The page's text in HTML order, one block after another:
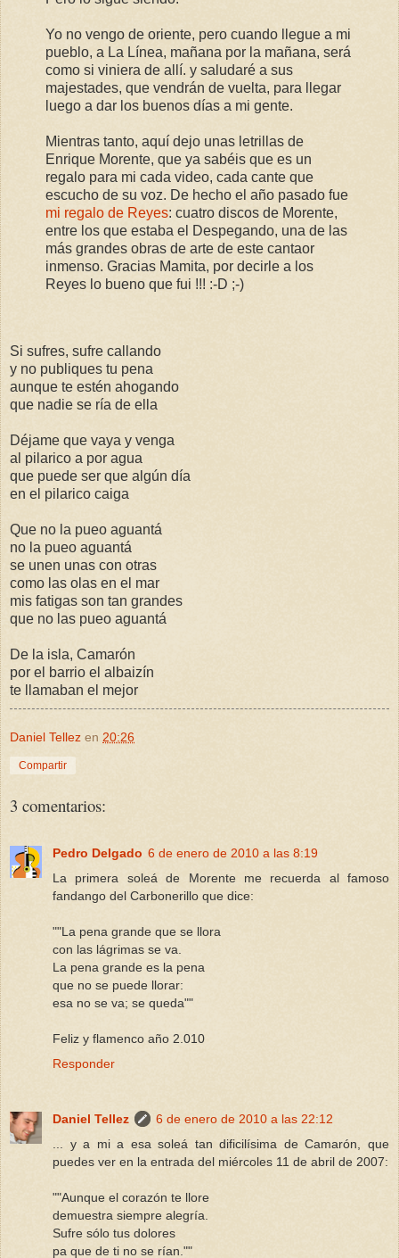
Yo no vengo de oriente, pero cuando llegue a mi
pueblo, a La Línea, mañana por la mañana, será
como si viniera de allí. y saludaré a sus
majestades, que vendrán de vuelta, para llegar
luego a dar los buenos días a mi gente.
Mientras tanto, aquí dejo unas letrillas de
Enrique Morente, que ya sabéis que es un
regalo para mi cada video, cada cante que
escucho de su voz. De hecho el año pasado fue
mi regalo de Reyes: cuatro discos de Morente,
entre los que estaba el Despegando, una de las
más grandes obras de arte de este cantaor
inmenso. Gracias Mamita, por decirle a los
Reyes lo bueno que fui !!! :-D ;-)
Si sufres, sufre callando
y no publiques tu pena
aunque te estén ahogando
que nadie se ría de ella
Déjame que vaya y venga
al pilarico a por agua
que puede ser que algún día
en el pilarico caiga
Que no la pueo aguantá
no la pueo aguantá
se unen unas con otras
como las olas en el mar
mis fatigas son tan grandes
que no las pueo aguantá
De la isla, Camarón
por el barrio el albaizín
te llamaban el mejor
Daniel Tellez en 20:26
Compartir
3 comentarios:
Pedro Delgado 6 de enero de 2010 a las 8:19
La primera soleá de Morente me recuerda al famoso
fandango del Carbonerillo que dice:
""La pena grande que se llora
con las lágrimas se va.
La pena grande es la pena
que no se puede llorar:
esa no se va; se queda""
Feliz y flamenco año 2.010
Responder
Daniel Tellez
6 de enero de 2010 a las 22:12
... y a mi a esa soleá tan dificilísima de Camarón, que
puedes ver en la entrada del miércoles 11 de abril de 2007:
""Aunque el corazón te llore
demuestra siempre alegría.
Sufre sólo tus dolores
pa que de ti no se rían.""